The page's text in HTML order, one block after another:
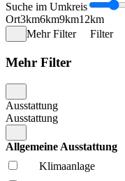
Suche im Umkreis
Ort3km6km9km12km
Mehr Filter
Filter
Mehr Filter
Ausstattung
Ausstattung
Allgemeine Ausstattung
Klima­anlage